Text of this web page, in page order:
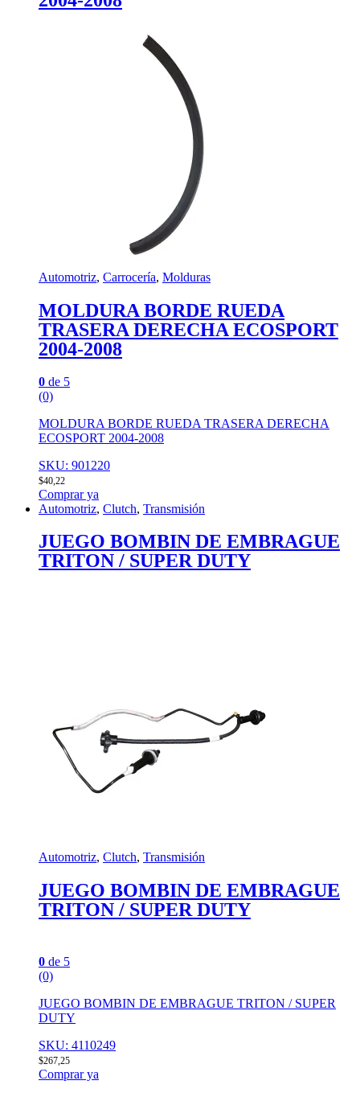
Automotriz, Carrocería, Molduras
MOLDURA BORDE RUEDA
TRASERA DERECHA ECOSPORT
2004-2008
0 de 5
(0)
MOLDURA BORDE RUEDA TRASERA DERECHA
ECOSPORT 2004-2008
SKU: 901220
$40,22
Comprar ya
Automotriz, Clutch, Transmisión
JUEGO BOMBIN DE EMBRAGUE
TRITON / SUPER DUTY
Automotriz, Clutch, Transmisión
JUEGO BOMBIN DE EMBRAGUE
TRITON / SUPER DUTY
0 de 5
(0)
JUEGO BOMBIN DE EMBRAGUE TRITON / SUPER
DUTY
SKU: 4110249
$267,25
Comprar ya